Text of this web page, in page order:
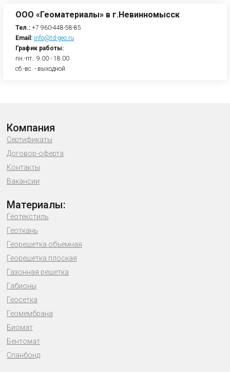
ООО «Геоматериалы» в г.Невинномысск
Тел.: +7 960-448-58-85
Email: info@td-geo.ru
График работы:
пн.-пт.: 9.00 - 18.00
сб.-вс. - выходной
Компания
Сертификаты
Договор-оферта
Контакты
Вакансии
Материалы:
Геотекстиль
Геоткань
Георешетка объемная
Георешетка плоская
Газонная решетка
Габионы
Геосетка
Геомембрана
Биомат
Бентомат
Спанбонд